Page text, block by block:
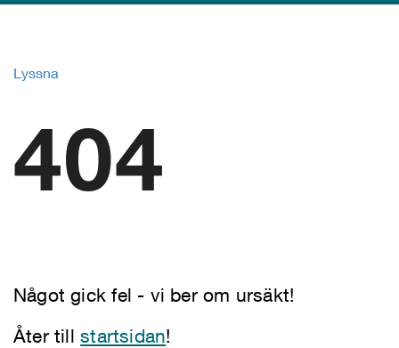
Lyssna
404
Något gick fel - vi ber om ursäkt!
Åter tillstartsidan!